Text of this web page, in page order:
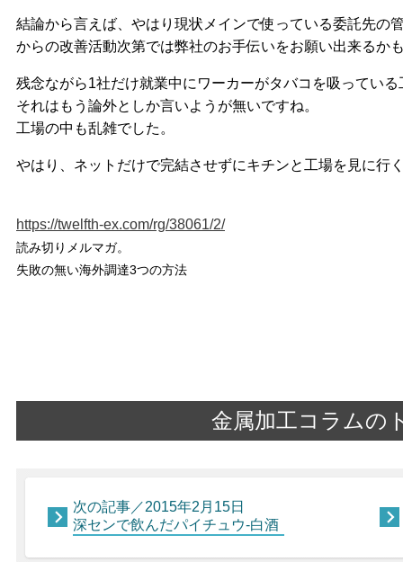
結論から言えば、やはり現状メインで使っている委託先の
からの改善活動次第では弊社のお手伝いをお願い出来るか
残念ながら1社だけ就業中にワーカーがタバコを吸ってい
それはもう論外としか言いようが無いですね。
工場の中も乱雑でした。
やはり、ネットだけで完結させずにキチンと工場を見に行
https://twelfth-ex.com/rg/38061/2/
読み切りメルマガ。
失敗の無い海外調達3つの方法
金属加工コラムの
次の記事／2015年2月15日
深センで飲んだパイチュウ-白酒